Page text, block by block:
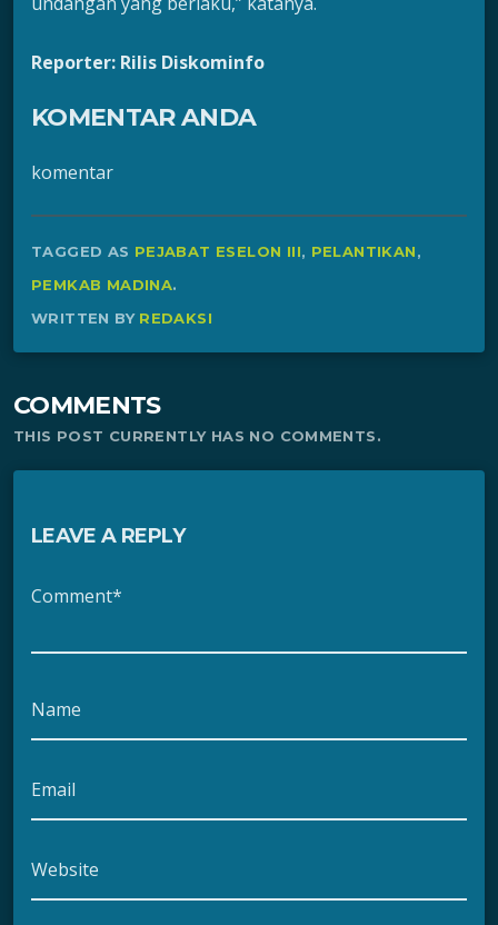
Reporter: Rilis Diskominfo
KOMENTAR ANDA
komentar
TAGGED AS PEJABAT ESELON III, PELANTIKAN,
PEMKAB MADINA.
WRITTEN BY REDAKSI
COMMENTS
THIS POST CURRENTLY HAS NO COMMENTS.
LEAVE A REPLY
Comment*
Name
Email
Website